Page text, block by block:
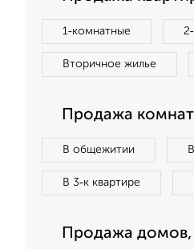
1‑комнатные
Вторичное жилье
Продажа комнат
В общежитии
В 3‑к квартире
Продажа домов,